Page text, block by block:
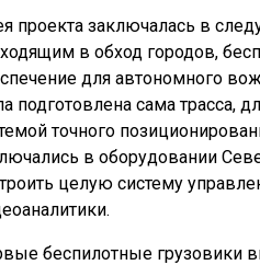
проекта заключалась в
в обход городов,
для автономного
подготовлена сама трасса,
точного
в оборудовании
целую систему
беспилотные грузовики